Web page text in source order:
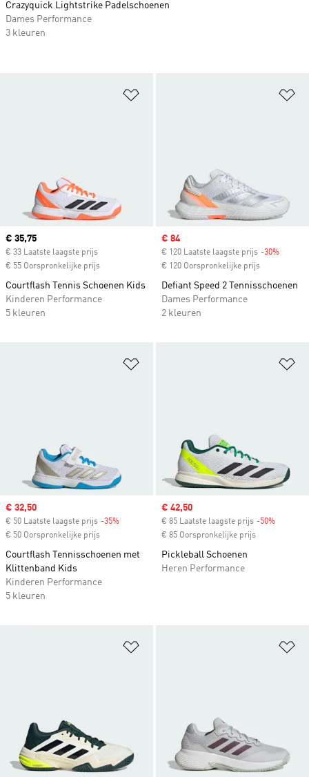
Current price
€ 35,75
€ 33 Laatste laagste prijs
€ 55 Oorspronkelijke prijs
Courtflash Tennis Schoenen Kids
Kinderen Performance
5 kleuren
Sale price
€ 84
€ 120 Laatste laagste prijs -30%
€ 120 Oorspronkelijke prijs
Defiant Speed 2 Tennisschoenen
Dames Performance
2 kleuren
Sale price
€ 32,50
€ 50 Laatste laagste prijs -35%
€ 50 Oorspronkelijke prijs
Courtflash Tennisschoenen met
Klittenband Kids
Kinderen Performance
5 kleuren
Sale price
€ 42,50
€ 85 Laatste laagste prijs -50%
€ 85 Oorspronkelijke prijs
Pickleball Schoenen
Heren Performance
Crazyquick Lightstrike Padelschoenen
Dames Performance
3 kleuren